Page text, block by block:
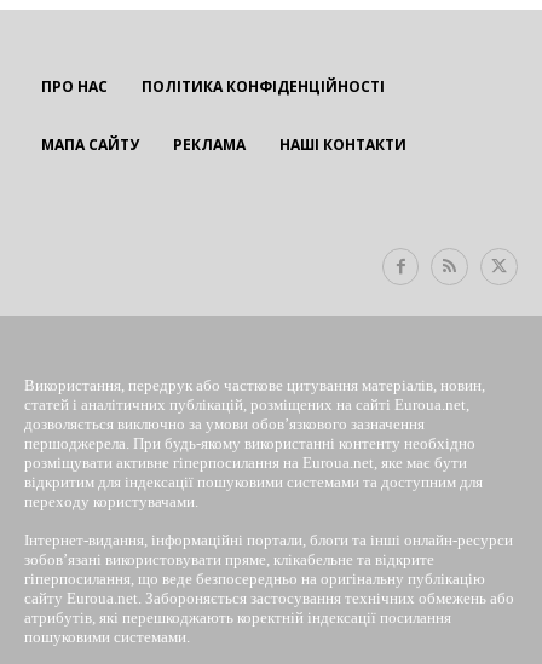
ПРО НАС ПОЛІТИКА КОНФІДЕНЦІЙНОСТІ
МАПА САЙТУ РЕКЛАМА НАШІ КОНТАКТИ
Використання, передрук або часткове цитування матеріалів, новин,
статей і аналітичних публікацій, розміщених на сайті Euroua.net,
дозволяється виключно за умови обов’язкового зазначення
першоджерела. При будь-якому використанні контенту необхідно
розміщувати активне гіперпосилання на Euroua.net, яке має бути
відкритим для індексації пошуковими системами та доступним для
переходу користувачами.
Інтернет-видання, інформаційні портали, блоги та інші онлайн-ресурси
зобов’язані використовувати пряме, клікабельне та відкрите
гіперпосилання, що веде безпосередньо на оригінальну публікацію
сайту Euroua.net. Забороняється застосування технічних обмежень або
атрибутів, які перешкоджають коректній індексації посилання
пошуковими системами.